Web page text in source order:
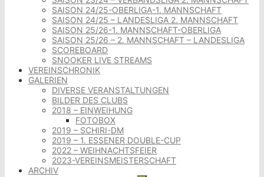
SAISON 24/25-OBERLIGA-1. MANNSCHAFT
SAISON 24/25 – LANDESLIGA 2. MANNSCHAFT
SAISON 25/26-1. MANNSCHAFT-OBERLIGA
SAISON 25/26 – 2. MANNSCHAFT – LANDESLIGA
SCOREBOARD
SNOOKER LIVE STREAMS
VEREINSCHRONIK
GALERIEN
DIVERSE VERANSTALTUNGEN
BILDER DES CLUBS
2018 – EINWEIHUNG
FOTOBOX
2019 – SCHIRI-DM
2019 – 1. ESSENER DOUBLE-CUP
2022 – WEIHNACHTSFEIER
2023-VEREINSMEISTERSCHAFT
ARCHIV